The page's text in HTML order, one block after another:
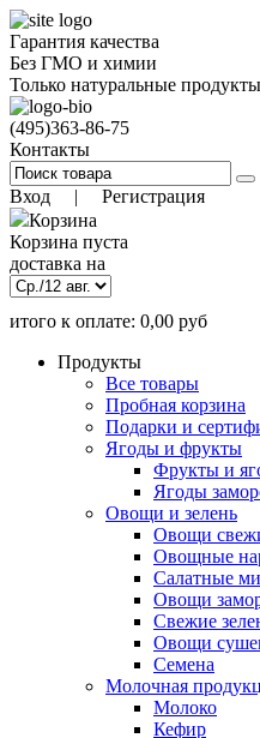
Гарантия качества
Без ГМО и химии
Только натуральные продукты
(495)363-86-75
Контакты
Вход | Регистрация
Корзина
Корзина пуста
доставка на
) 9 авг. 18:00 (заказать до
Позиций:
0.00руб
итого к оплате: 0,00 руб
Продукты
Все товары
Пробная корзина
Подарки и
Ягоды и фрукты
Фрукты и
Ягоды
Овощи и зелень
Овощи
Овощные
Салатные
Овощи
Свежие
Овощи
Семена
Молочная
Молоко
Кефир